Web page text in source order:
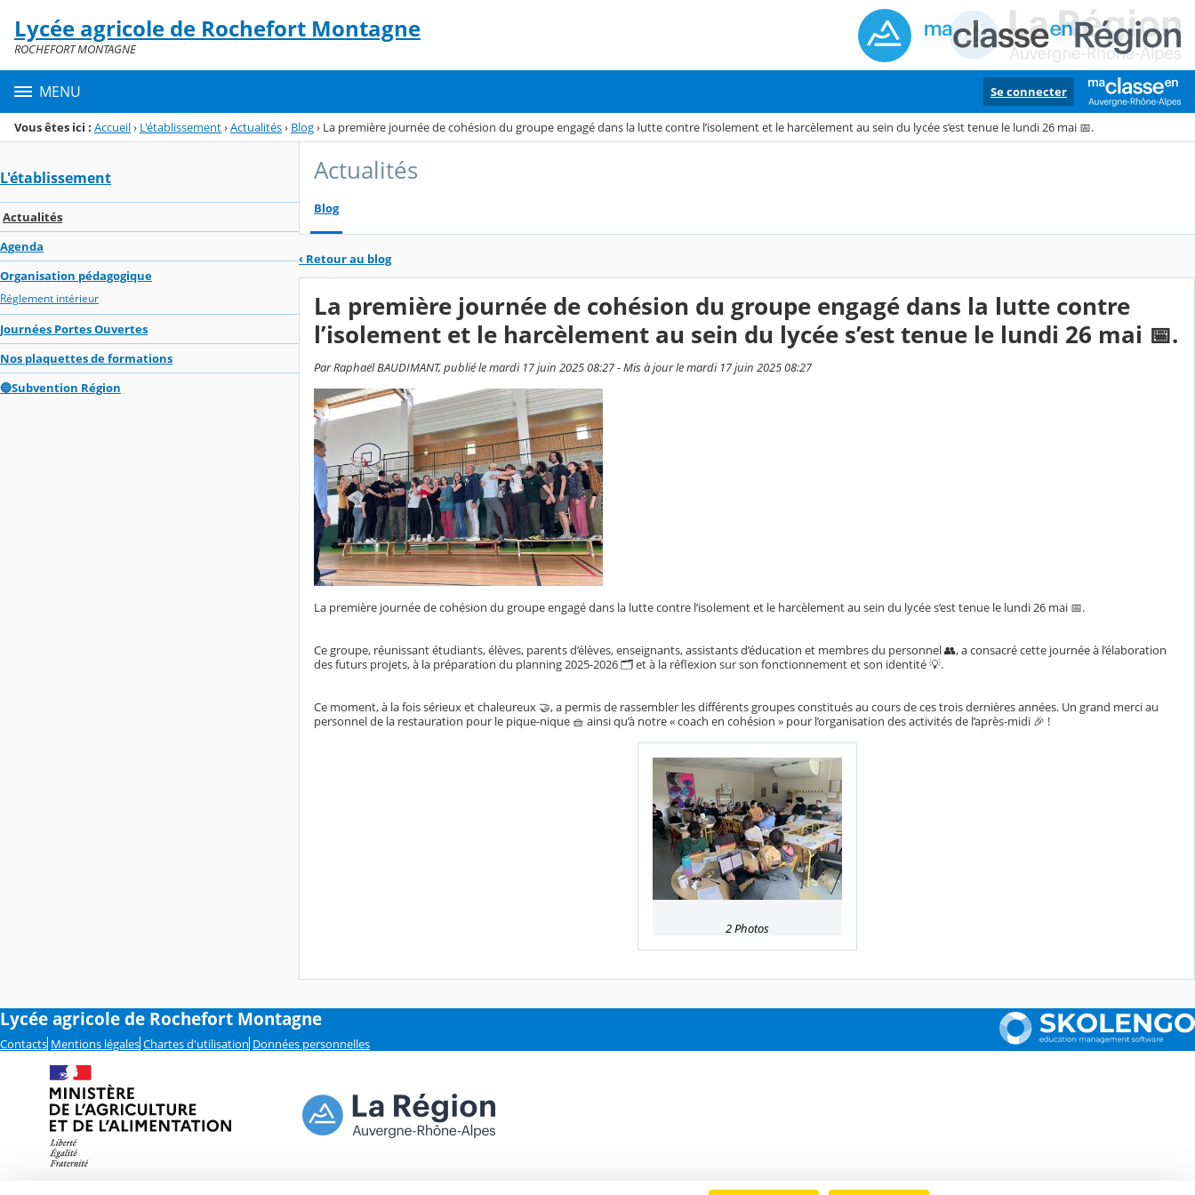
Menu de la rubrique
Contenu
Lycée agricole de Rochefort Montagne
ROCHEFORT MONTAGNE
MENU Se connecter
Vous êtes ici : Accueil› L'établissement›Actualités› Blog› La première journée de cohésion du groupe engagé dans la lutte contre l’isolement et le harcèlement au sein du lycée s’est tenue le lundi 26 mai 📅.
L'établissement
Actualités
Agenda
Organisation pédagogique
Réglement intérieur
Journées Portes Ouvertes
Nos plaquettes de formations
🔵Subvention Région
Actualités
Blog
‹ Retour au blog
La première journée de cohésion du groupe engagé dans la lutte contre
l’isolement et le harcèlement au sein du lycée s’est tenue le lundi 26 mai 📅.
Par Raphaël BAUDIMANT, publié le mardi 17 juin 2025 08:27 - Mis à jour le mardi 17 juin 2025 08:27
La première journée de cohésion du groupe engagé dans la lutte contre l’isolement et le harcèlement au sein du lycée s’est tenue le lundi 26 mai 📅.
Ce groupe, réunissant étudiants, élèves, parents d’élèves, enseignants, assistants d’éducation et membres du personnel 👥, a consacré cette journée à l’élaboration
des futurs projets, à la préparation du planning 2025-2026 🗂️ et à la réflexion sur son fonctionnement et son identité 💡.
Ce moment, à la fois sérieux et chaleureux 🤝, a permis de rassembler les différents groupes constitués au cours de ces trois dernières années. Un grand merci au
personnel de la restauration pour le pique-nique 🧺 ainsi qu’à notre « coach en cohésion » pour l’organisation des activités de l’après-midi 🎉 !
2 Photos
Lycée agricole de Rochefort Montagne
Contacts Mentions légales Chartes d'utilisation Données personnelles